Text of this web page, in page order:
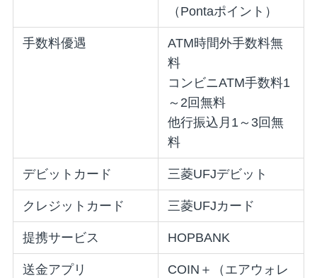
（Pontaポイント）
手数料優遇
ATM時間外手数料無
料
コンビニATM手数料1
～2回無料
他行振込月1～3回無
料
デビットカード 三菱UFJデビット
クレジットカード 三菱UFJカード
提携サービス HOPBANK
送金アプリ
COIN＋（エアウォレ